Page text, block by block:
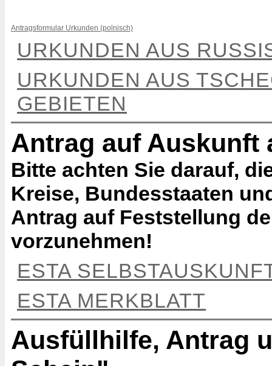
Antragsformular Urkunden (polnisch)
URKUNDEN AUS
URKUNDEN AUS
GEBIETEN
Antrag auf Auskunft
Bitte achten Sie darauf,
Kreise, Bundesstaaten
Antrag auf Feststellung
vorzunehmen!
ESTA
ESTA MERKBLATT
Ausfüllhilfe, Antrag